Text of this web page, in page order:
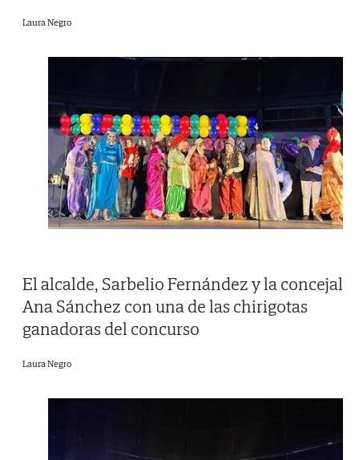
Laura Negro
El alcalde, Sarbelio Fernández y la concejal
Ana Sánchez con una de las chirigotas
ganadoras del concurso
Laura Negro